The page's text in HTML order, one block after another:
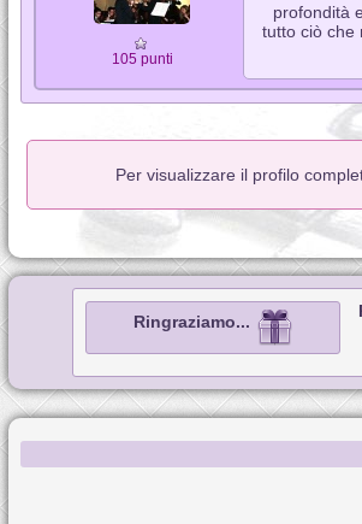
105 punti
profondità
tutto ciò che
Per visualizzare il profilo
Ringraziamo...